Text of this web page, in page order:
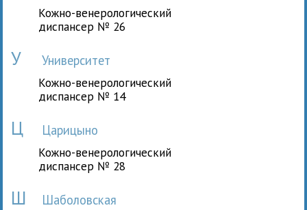
Кожно-венерологический
диспансер № 26
У Университет
Кожно-венерологический
диспансер № 14
Ц Царицыно
Кожно-венерологический
диспансер № 28
Ш Шаболовская